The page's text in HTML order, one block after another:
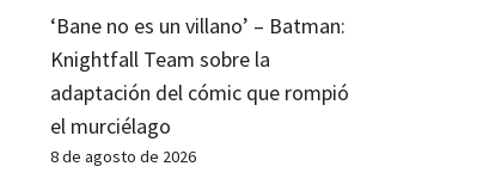
‘Bane no es un villano’ – Batman:
Knightfall Team sobre la
adaptación del cómic que rompió
el murciélago
8 de agosto de 2026